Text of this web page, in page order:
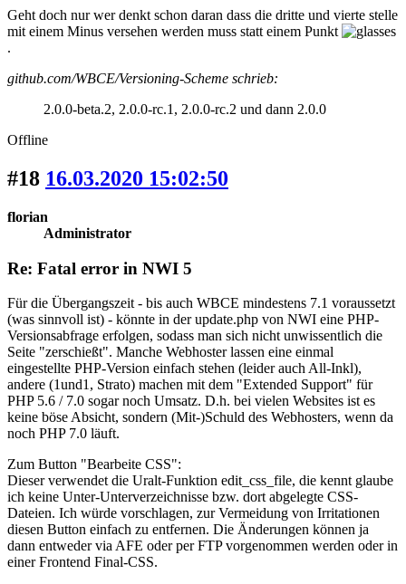
Geht doch nur wer denkt schon daran dass die dritte und vierte stelle
mit einem Minus versehen werden muss statt einem Punkt
.
github.com/WBCE/Versioning-Scheme schrieb:
2.0.0-beta.2, 2.0.0-rc.1, 2.0.0-rc.2 und dann 2.0.0
Offline
#18 16.03.2020 15:02:50
florian
Administrator
Re: Fatal error in NWI 5
Für die Übergangszeit - bis auch WBCE mindestens 7.1 voraussetzt
(was sinnvoll ist) - könnte in der update.php von NWI eine PHP-
Versionsabfrage erfolgen, sodass man sich nicht unwissentlich die
Seite "zerschießt". Manche Webhoster lassen eine einmal
eingestellte PHP-Version einfach stehen (leider auch All-Inkl),
andere (1und1, Strato) machen mit dem "Extended Support" für
PHP 5.6 / 7.0 sogar noch Umsatz. D.h. bei vielen Websites ist es
keine böse Absicht, sondern (Mit-)Schuld des Webhosters, wenn da
noch PHP 7.0 läuft.
Zum Button "Bearbeite CSS":
Dieser verwendet die Uralt-Funktion edit_css_file, die kennt glaube
ich keine Unter-Unterverzeichnisse bzw. dort abgelegte CSS-
Dateien. Ich würde vorschlagen, zur Vermeidung von Irritationen
diesen Button einfach zu entfernen. Die Änderungen können ja
dann entweder via AFE oder per FTP vorgenommen werden oder in
einer Frontend Final-CSS.